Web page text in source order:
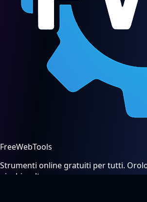
FreeWebTools
Strumenti online gratuiti per tutti.
giochi e altro.